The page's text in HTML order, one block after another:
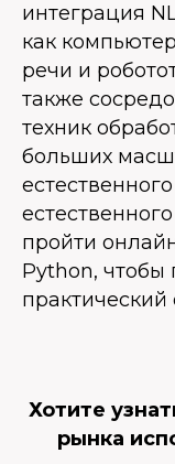
интеграция
как
речи и
также
техник
больших
пройти
Python, чтобы
Хотите
рынка